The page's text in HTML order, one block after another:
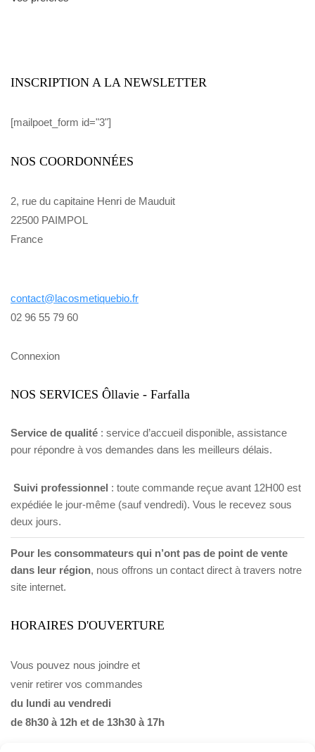
INSCRIPTION A LA NEWSLETTER
[mailpoet_form id="3"]
NOS COORDONNÉES
2, rue du capitaine Henri de Mauduit
22500 PAIMPOL
France
contact@lacosmetiquebio.fr
02 96 55 79 60
Connexion
NOS SERVICES Ôllavie - Farfalla
Service de qualité : service d’accueil disponible, assistance
pour répondre à vos demandes dans les meilleurs délais.
Suivi professionnel : toute commande reçue avant 12H00 est
expédiée le jour-même (sauf vendredi). Vous le recevez sous
deux jours.
Pour les consommateurs qui n’ont pas de point de vente
dans leur région, nous offrons un contact direct à travers notre
site internet.
HORAIRES D'OUVERTURE
Vous pouvez nous joindre et
venir retirer vos commandes
du lundi au vendredi
de 8h30 à 12h et de 13h30 à 17h